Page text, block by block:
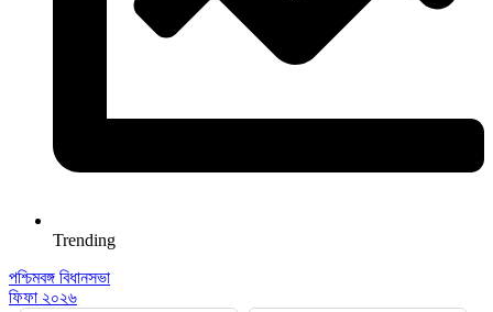
Trending
পশ্চিমবঙ্গ বিধানসভা
ফিফা ২০২৬